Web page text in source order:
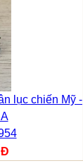
lục chiến Mỹ -